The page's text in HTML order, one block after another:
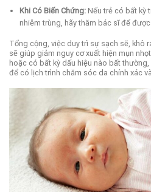
Khi Có Biến Chứng:Nếu trẻ có bất kỳ
nhiễm trùng, hãy thăm bác sĩ để
Tổng cộng, việc duy trì sự sạch sẽ, khô
sẽ giúp giảm nguy cơ xuất hiện mụn
hoặc có bất kỳ dấu hiệu nào bất
để có lịch trình chăm sóc da chính xác